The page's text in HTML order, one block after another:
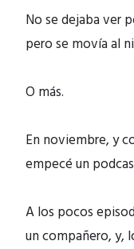
No se dejaba ver
pero se movía al
O más.
En noviembre, y
empecé un
A los pocos
un compañero, y,